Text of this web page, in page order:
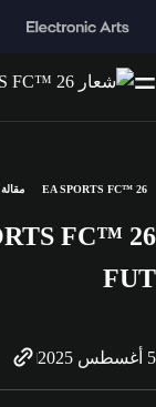
EA SPORTS FC™ 26
FUT
5 أغسطس 2025